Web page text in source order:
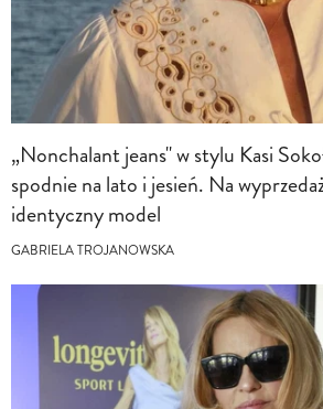
„Nonchalant jeans" w stylu Kasi
spodnie na lato i jesień. Na
identyczny model
GABRIELA TROJANOWSKA